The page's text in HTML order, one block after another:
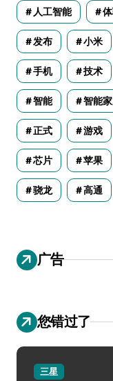
人工智能
发布 小米
手机 技术
智能 智能
正式 游戏
芯片 苹果
骁龙 高通
广告
您错过了
三星